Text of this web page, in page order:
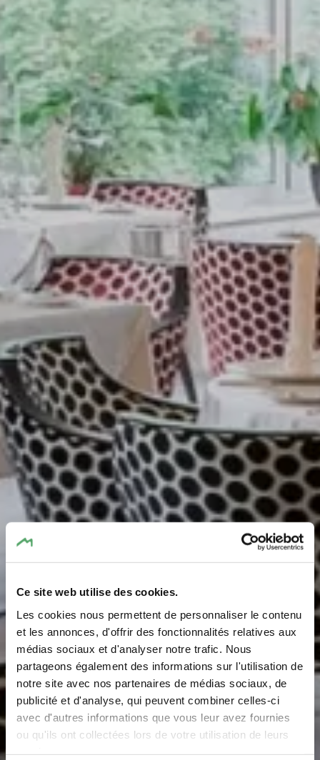
Ce site web utilise des cookies.
Les cookies nous permettent de personnaliser le contenu
et les annonces, d'offrir des fonctionnalités relatives aux
médias sociaux et d'analyser notre trafic. Nous
partageons également des informations sur l'utilisation de
notre site avec nos partenaires de médias sociaux, de
publicité et d'analyse, qui peuvent combiner celles-ci
avec d'autres informations que vous leur avez fournies
ou qu'ils ont collectées lors de votre utilisation de leurs
Restaurant Les jardins
gourmands - Hotel Bel-
Air, Trail & Wellness
Où? 1, Route de Berdorf, L-6409 Echternach